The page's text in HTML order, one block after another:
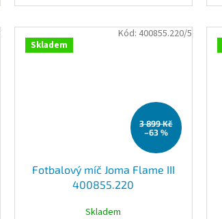
Skladem
3 899 Kč
–63 %
Fotbalový míč Joma Flame III
400855.220
Skladem
Kód: 400855.220/5